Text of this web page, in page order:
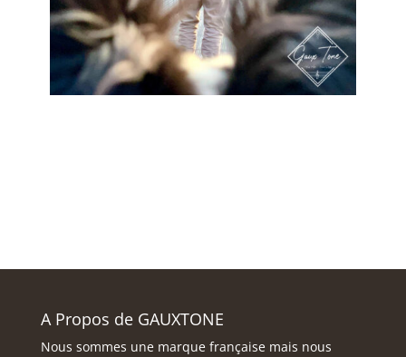
A Propos de GAUXTONE
Nous sommes une marque française mais nous